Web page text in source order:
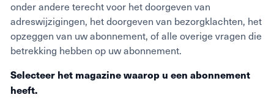
nemen.
onder andere terecht voor het doorgeven van
adreswijzigingen, het doorgeven van bezorgklachten, het
opzeggen van uw abonnement, of alle overige vragen die
betrekking hebben op uw abonnement.
Selecteer het magazine waarop u een abonnement
heeft.